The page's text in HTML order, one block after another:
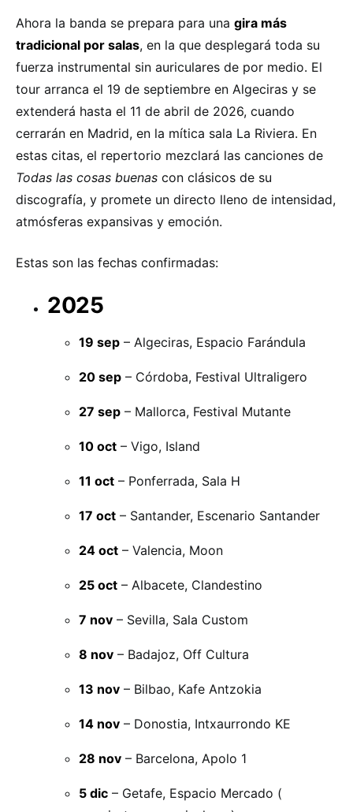
Ahora la banda se prepara para una gira más
tradicional por salas, en la que desplegará toda su
fuerza instrumental sin auriculares de por medio. El
tour arranca el 19 de septiembre en Algeciras y se
extenderá hasta el 11 de abril de 2026, cuando
cerrarán en Madrid, en la mítica sala La Riviera. En
estas citas, el repertorio mezclará las canciones de
Todas las cosas buenas con clásicos de su
discografía, y promete un directo lleno de intensidad,
atmósferas expansivas y emoción.
Estas son las fechas confirmadas:
2025
19 sep – Algeciras, Espacio Farándula
20 sep – Córdoba, Festival Ultraligero
27 sep – Mallorca, Festival Mutante
10 oct – Vigo, Island
11 oct – Ponferrada, Sala H
17 oct – Santander, Escenario Santander
24 oct – Valencia, Moon
25 oct – Albacete, Clandestino
7 nov – Sevilla, Sala Custom
8 nov – Badajoz, Off Cultura
13 nov – Bilbao, Kafe Antzokia
14 nov – Donostia, Intxaurrondo KE
28 nov – Barcelona, Apolo 1
5 dic – Getafe, Espacio Mercado (